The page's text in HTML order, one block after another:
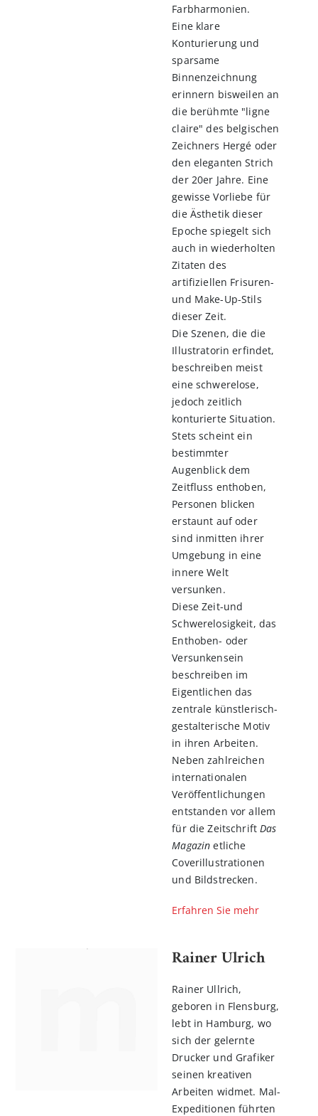
Farbharmonien.
Eine klare
Konturierung und
sparsame
Binnenzeichnung
erinnern bisweilen an
die berühmte "ligne
claire" des belgischen
Zeichners Hergé oder
den eleganten Strich
der 20er Jahre. Eine
gewisse Vorliebe für
die Ästhetik dieser
Epoche spiegelt sich
auch in wiederholten
Zitaten des
artifiziellen Frisuren-
und Make-Up-Stils
dieser Zeit.
Die Szenen, die die
Illustratorin erfindet,
beschreiben meist
eine schwerelose,
jedoch zeitlich
konturierte Situation.
Stets scheint ein
bestimmter
Augenblick dem
Zeitfluss enthoben,
Personen blicken
erstaunt auf oder
sind inmitten ihrer
Umgebung in eine
innere Welt
versunken.
Diese Zeit-und
Schwerelosigkeit, das
Enthoben- oder
Versunkensein
beschreiben im
Eigentlichen das
zentrale künstlerisch-
gestalterische Motiv
in ihren Arbeiten.
Neben zahlreichen
internationalen
Veröffentlichungen
entstanden vor allem
für die ZeitschriftDas
Magazin etliche
Coverillustrationen
und Bildstrecken.
Erfahren Sie mehr
Rainer Ulrich
Rainer Ullrich,
geboren in Flensburg,
lebt in Hamburg, wo
sich der gelernte
Drucker und Grafiker
seinen kreativen
Arbeiten widmet. Mal-
Expeditionen führten